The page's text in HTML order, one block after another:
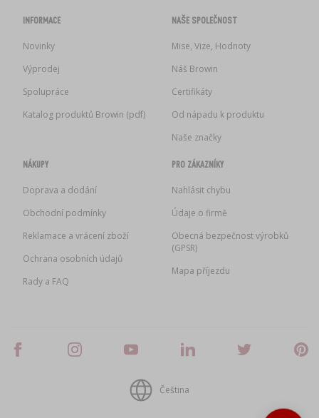
INFORMACE
Novinky
Výprodej
Spolupráce
Katalog produktů Browin (pdf)
NAŠE SPOLEČNOST
Mise, Vize, Hodnoty
Náš Browin
Certifikáty
Od nápadu k produktu
Naše značky
NÁKUPY
Doprava a dodání
Obchodní podmínky
Reklamace a vrácení zboží
Ochrana osobních údajů
Rady a FAQ
PRO ZÁKAZNÍKY
Nahlásit chybu
Údaje o firmě
Obecná bezpečnost výrobků
(GPSR)
Mapa příjezdu
Čeština